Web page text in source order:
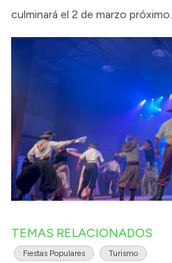
culminará el 2 de marzo próximo.
TEMAS RELACIONADOS
Fiestas Populares Turismo